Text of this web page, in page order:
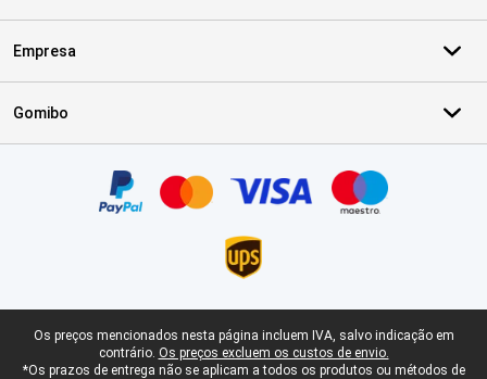
Empresa
Gomibo
Rodapé legal
Os preços mencionados nesta página incluem IVA, salvo indicação em
contrário. Os preços excluem os custos de envio.
*Os prazos de entrega não se aplicam a todos os produtos ou métodos de